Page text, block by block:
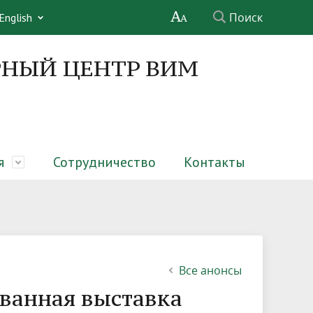
English Поиск
ЦЕНТР ВИМ
ферм
Сотрудничество Контакты
Все анонсы
выставка